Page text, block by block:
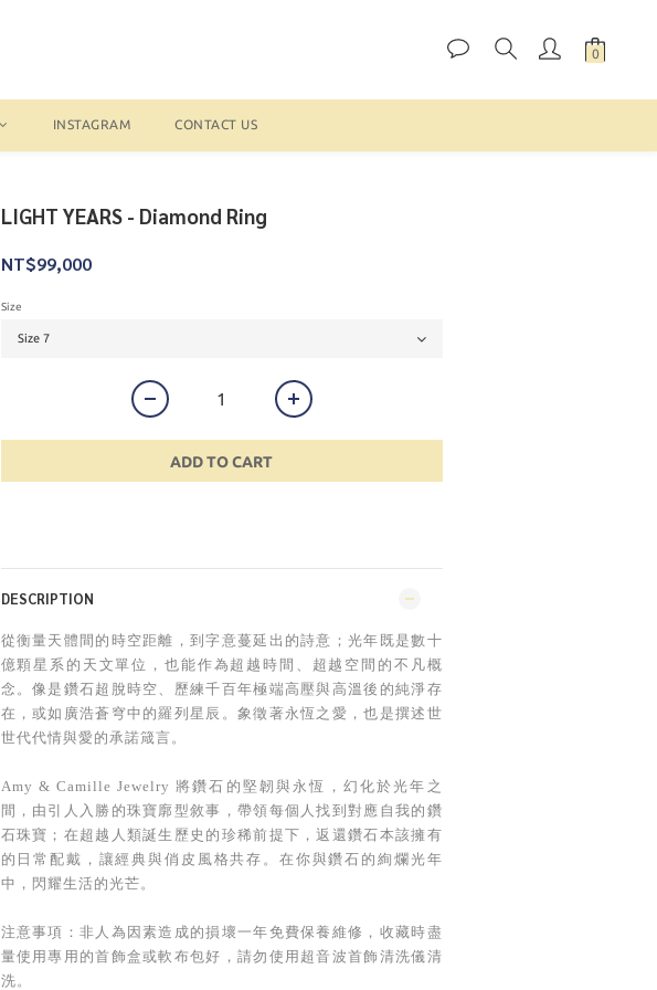
INSTAGRAM CONTACT US
LIGHT YEARS - Diamond Ring
NT$99,000
Size
ADD TO CART
DESCRIPTION
從衡量天體間的時空距離，到字意蔓延出的詩意；光年既是數十
億顆星系的天文單位，也能作為超越時間、超越空間的不凡概
念。像是鑽石超脫時空、歷練千百年極端高壓與高溫後的純淨存
在，或如廣浩蒼穹中的羅列星辰。象徵著永恆之愛，也是撰述世
世代代情與愛的承諾箴言。
Amy & Camille Jewelry 將鑽石的堅韌與永恆，幻化於光年之
間，由引人入勝的珠寶廓型敘事，帶領每個人找到對應自我的鑽
石珠寶；在超越人類誕生歷史的珍稀前提下，返還鑽石本該擁有
的日常配戴，讓經典與俏皮風格共存。在你與鑽石的絢爛光年
中，閃耀生活的光芒。
注意事項：非人為因素造成的損壞一年免費保養維修，收藏時盡
量使用專用的首飾盒或軟布包好，請勿使用超音波首飾清洗儀清
洗。